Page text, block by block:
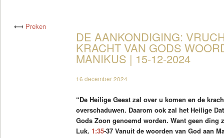
⟻ Preken
DE AANKONDIGING:
KRACHT VAN GODS
MANIKUS | 15-12-2024
16 december 2024
“De Heilige Geest zal over u komen en de
overschaduwen. Daarom ook zal het Heilige
Gods Zoon genoemd worden. Want geen ding
Luk. 1:35-37 Vanuit de woorden van God aan